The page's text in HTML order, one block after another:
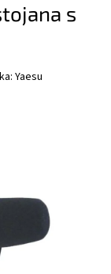
s
Yaesu